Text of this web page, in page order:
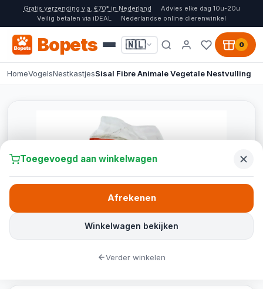
Gratis verzending v.a. €70* in Nederland
Advies elke dag 10u-20u
Veilig betalen via iDEAL
Nederlandse online dierenwinkel
Bopets 🇳🇱 0
HomeVogelsNestkastjesSisal Fibre Animale Vegetale Nestvulling
Toegevoegd aan winkelwagen
Winkelwagen bekijken
Afrekenen
Verder winkelen